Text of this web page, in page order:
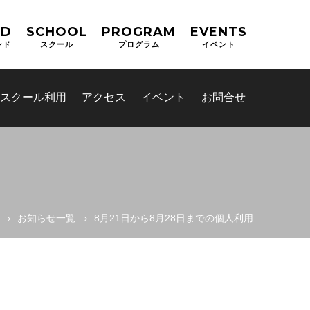
ド
SCHOOL
スクール
PROGRAM
プログラム
EVENTS
イベント
スクール利用 アクセス イベント お問合せ
お知らせ一覧 8月21日から8月28日までの個人利用